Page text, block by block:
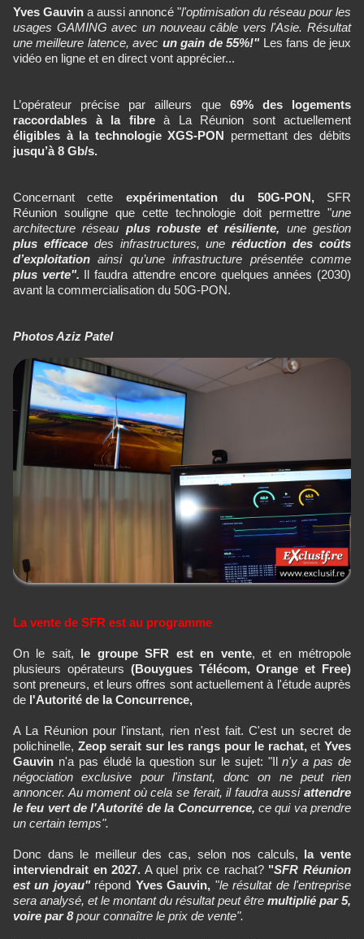
Yves Gauvin a aussi annoncé "l'optimisation du réseau pour les
usages GAMING avec un nouveau câble vers l'Asie. Résultat
une meilleure latence, avec un gain de 55%!" Les fans de jeux
vidéo en ligne et en direct vont apprécier...
L’opérateur précise par ailleurs que 69% des logements
raccordables à la fibre à La Réunion sont actuellement
éligibles à la technologie XGS-PON permettant des débits
jusqu’à 8 Gb/s.
Concernant cette expérimentation du 50G-PON,SFR
Réunion souligne que cette technologie doit permettre "une
architecture réseau plus robuste et résiliente, une gestion
plus efficace des infrastructures, uneréduction des coûts
d’exploitation ainsi qu’une infrastructure présentée comme
plus verte". Il faudra attendre encore quelques années (2030)
avant la commercialisation du 50G-PON.
Photos Aziz Patel
La vente de SFR est au programme
On le sait, le groupe SFR est en vente, et en métropole
plusieurs opérateurs (Bouygues Télécom, Orange et Free)
sont preneurs, et leurs offres sont actuellement à l'étude auprès
de l'Autorité de la Concurrence,
A La Réunion pour l'instant, rien n'est fait. C'est un secret de
polichinelle, Zeop serait sur les rangs pour le rachat,et Yves
Gauvin n'a pas éludé la question sur le sujet: "Iln'y a pas de
négociation exclusive pour l'instant, donc on ne peut rien
annoncer. Au moment où cela se ferait, il faudra aussi attendre
le feu vert de l'Autorité de la Concurrence, ce qui va prendre
un certain temps".
Donc dans le meilleur des cas, selon nos calculs, la vente
interviendrait en 2027. A quel prix ce rachat? "SFR Réunion
est un joyau" répond Yves Gauvin, "le résultat de l'entreprise
sera analysé, et le montant du résultat peut être multiplié par 5,
voire par 8pour connaître le prix de vente".